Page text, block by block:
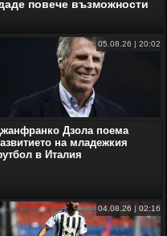
повече възможности
05.08.26 | 20:02
Дзола поема
на младежкия
в Италия
04.08.26 | 02:16